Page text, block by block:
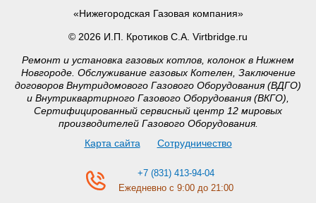
«Нижегородская Газовая компания»
© 2026 И.П. Кротиков С.А. Virtbridge.ru
Ремонт и установка газовых котлов, колонок в Нижнем
Новгороде. Обслуживание газовых Котелен, Заключение
договоров Внутридомового Газового Оборудования (ВДГО)
и Внутриквартирного Газового Оборудования (ВКГО),
Сертифицированный сервисный центр 12 мировых
производителей Газового Оборудования.
Карта сайта
Сотрудничество
+7 (831) 413-94-04
Ежедневно с 9:00 до 21:00